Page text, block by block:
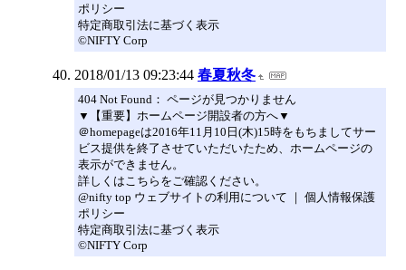
ポリシー
特定商取引法に基づく表示
©NIFTY Corp
2018/01/13 09:23:44 春夏秋冬
404 Not Found： ページが見つかりません
▼【重要】ホームページ開設者の方へ▼
＠homepageは2016年11月10日(木)15時をもちましてサー
ビス提供を終了させていただいたため、ホームページの
表示ができません。
詳しくはこちらをご確認ください。
@nifty top ウェブサイトの利用について ｜ 個人情報保護
ポリシー
特定商取引法に基づく表示
©NIFTY Corp